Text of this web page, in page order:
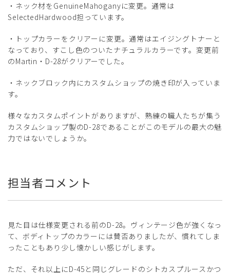
・ネック材をGenuineMahoganyに変更。通常は
SelectedHardwood担っています。
・トップカラーをクリアーに変更。通常はエイジングトナーと
なっており、すこし色のついたナチュラルカラーです。変更前
のMartin・D-28がクリアーでした。
・ネックブロック内にカスタムショップの焼き印が入っていま
す。
様々なカスタムポイントがありますが、熟練の職人たちが集う
カスタムショップ製のD-28であることがこのモデルの最大の魅
力ではないでしょうか。
担当者コメント
見た目は仕様変更される前のD-28。ヴィンテージ色が強くなっ
て、ボディトップのカラーには賛否ありましたが、慣れてしま
ったこともあり少し懐かしい感じがします。
ただ、それ以上にD-45と同じグレードのシトカスプルースかつ